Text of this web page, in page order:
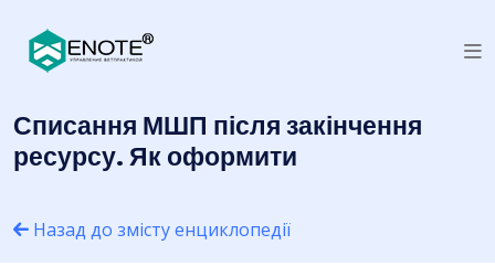
Списання МШП після закінчення
ресурсу. Як оформити
Назад до змісту енциклопедії